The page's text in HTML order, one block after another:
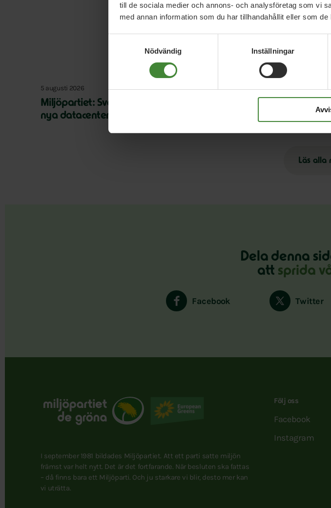
till de sociala medier och annons- och analysföretag som vi
med annan information som du har tillhandahållit eller som
Nödvändig
Inställningar
5 augusti 2026
Miljöpartiet: Sverige måste ställa krav på
nya datacenter
3 augusti 2026
Läs alla
Dela denna
att sprida
Facebook Twitter
I september 1981 bildades Miljöpartiet. Att ett parti satte miljön
främst var helt nytt. Det är det fortfarande. När besluten ska fattas
– då finns bara ett Miljöparti. Och ju starkare vi blir, desto mer kan
vi uträtta.
Följ oss
Facebook
Instagram